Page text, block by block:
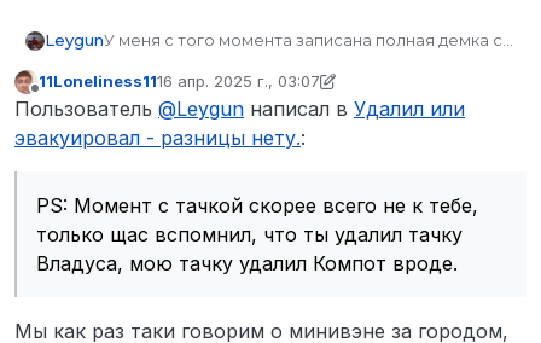
LeygunУ меня с того момента записана полная демка с
мне видос о том, что мою машину удалили, а не
сказал в выдуманом вами войсе дискорда, о
каком метагейминге тут может быть речь?
Скрины и запись тикета и всей переписки у меня
разбираться - написать мне в дискорд, там я все
геймплея. Мне утаивать нечего.
К сведению, я заехал на тратуар на скорость 3-
приследовал машину медиков, которые просто
PS: Момент с тачкой скорее всего не к тебе,
только щас вспомнил, что ты удалил тачку
Владуса, мою тачку удалил Компот вроде.
11Loneliness1116 апр. 2025 г., 03:07
отредактировано 11Loneliness11
Пользователь @Leygun написал в Удалил или
эвакуировал - разницы нету.:
PS: Момент с тачкой скорее всего не к тебе,
только щас вспомнил, что ты удалил тачку
Владуса, мою тачку удалил Компот вроде.
Мы как раз таки говорим о минивэне за городом,